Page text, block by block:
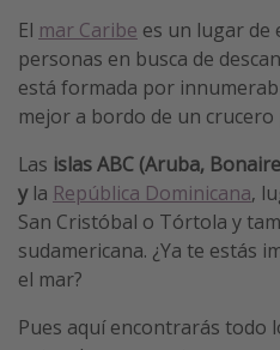
Parques de atracciones
Viaja con musicales
El Rey León el musical
Harry Potter en Londres y
Eventos deportivos
El mar Caribe es un lugar de
personas en busca de
está formada por
mejor a bordo de un crucero
Las islas ABC (Aruba,
y la República Dominicana,
San Cristóbal o Tórtola y
sudamericana. ¿Ya te estás
el mar?
Pues aquí encontrarás todo